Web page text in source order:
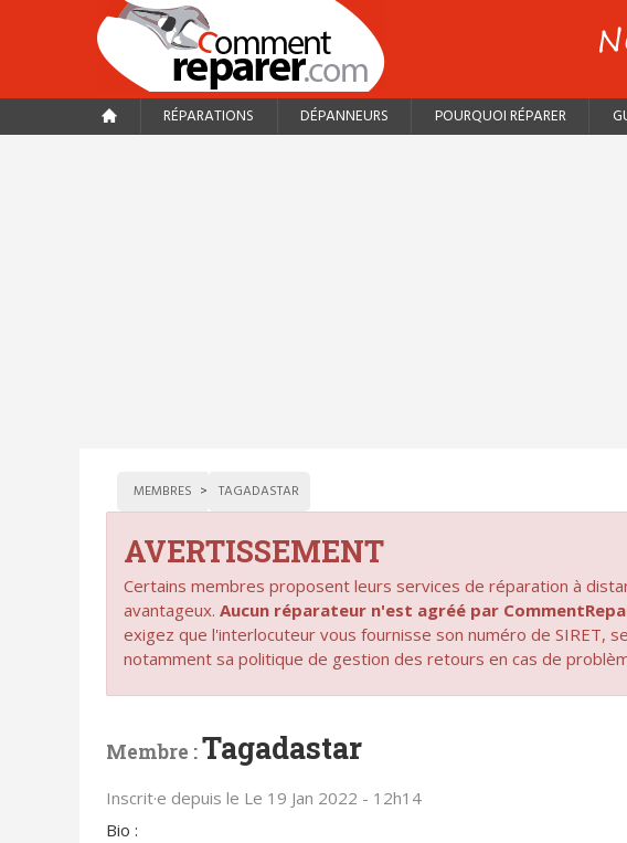
RÉPARATIONS DÉPANNEURS POURQUOI RÉPARER
MEMBRES TAGADASTAR
AVERTISSEMENT
Certains membres proposent leurs services de réparation à
avantageux. Aucun réparateur n'est agréé par
exigez que l'interlocuteur vous fournisse son numéro de SIRET,
notamment sa politique de gestion des retours en cas de
Membre :Tagadastar
Inscrit·e depuis le Le 19 Jan 2022 - 12h14
Bio :